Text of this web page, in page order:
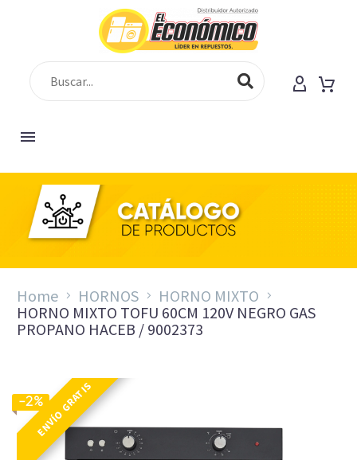
HX TOFU 60 NE GP
Home HORNOS
HORNO MIXTO
HORNO MIXTO TOFU 60CM 120V NEGRO GAS
PROPANO HACEB / 9002373
ENVÍO GRATIS
-2%